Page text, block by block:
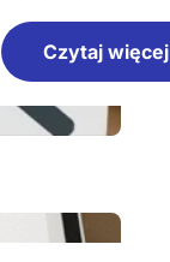
Czytaj więcej